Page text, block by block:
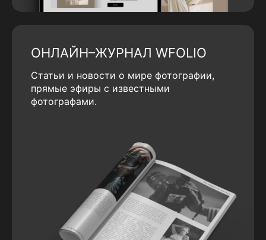
ОНЛАЙН–ЖУРНАЛ WFOLIO
Статьи и новости о мире фотографии,
прямые эфиры с известными
фотографами.